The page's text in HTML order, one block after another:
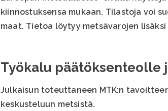
kiinnostuksensa mukaan. Tilastoja voi
maat. Tietoa löytyy metsävarojen
Työkalu päätöksenteolle
Julkaisun toteuttaneen MTK:n
keskusteluun metsistä.